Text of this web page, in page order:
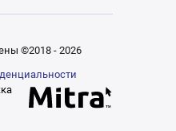
©2018 - 2026